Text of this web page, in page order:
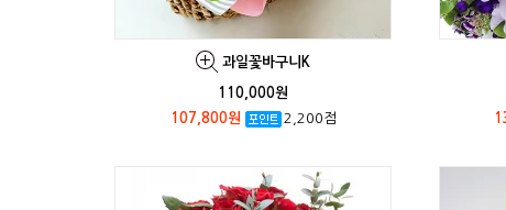
과일꽃바구니K
110,000원
107,800원
2,200점